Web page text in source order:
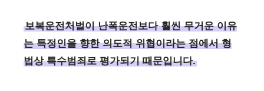
보복운전처벌이 난폭운전보다 훨씬 무거운 이유
는 특정인을 향한 의도적 위협이라는 점에서 형
법상 특수범죄로 평가되기 때문입니다.